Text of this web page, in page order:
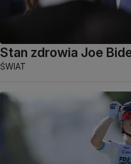
Stan zdrowia Joe
ŚWIAT